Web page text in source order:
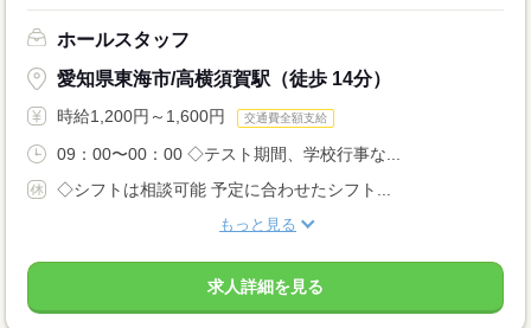
ホールスタッフ
愛知県東海市/高横須賀駅（徒歩 14分）
時給1,200円～1,600円 交通費全額支給
09：00〜00：00 ◇テスト期間、学校行事な...
◇シフトは相談可能 予定に合わせたシフト...
もっと見る
求人詳細を見る